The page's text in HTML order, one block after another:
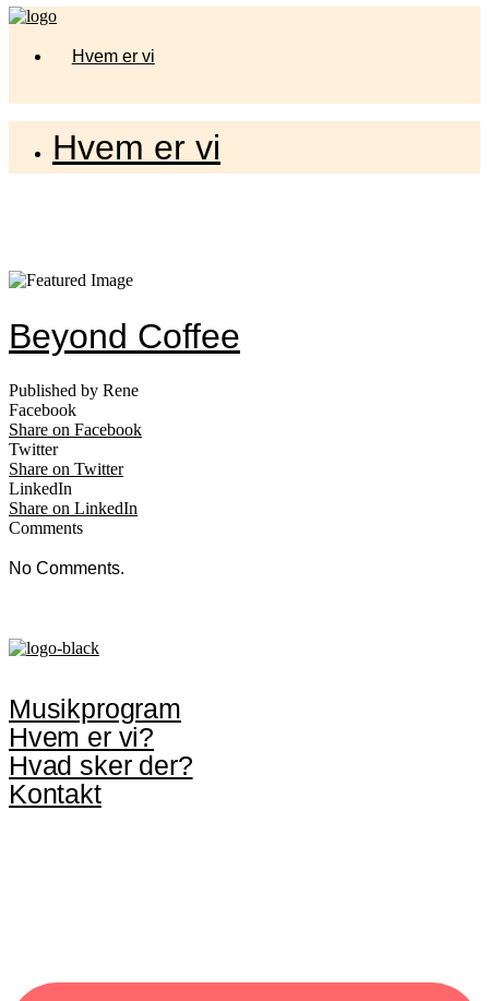
Hvem er vi
Hvem er vi
Beyond Coffee
Published by Rene
Facebook
Share on Facebook
Twitter
Share on Twitter
LinkedIn
Share on LinkedIn
Comments
No Comments.
Musikprogram
Hvem er vi?
Hvad sker der?
Kontakt